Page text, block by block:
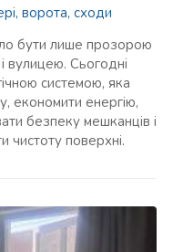
ворота, сходи
бути лише прозорою
вулицею. Сьогодні
системою, яка
економити енергію,
безпеку мешканців і
чистоту поверхні.